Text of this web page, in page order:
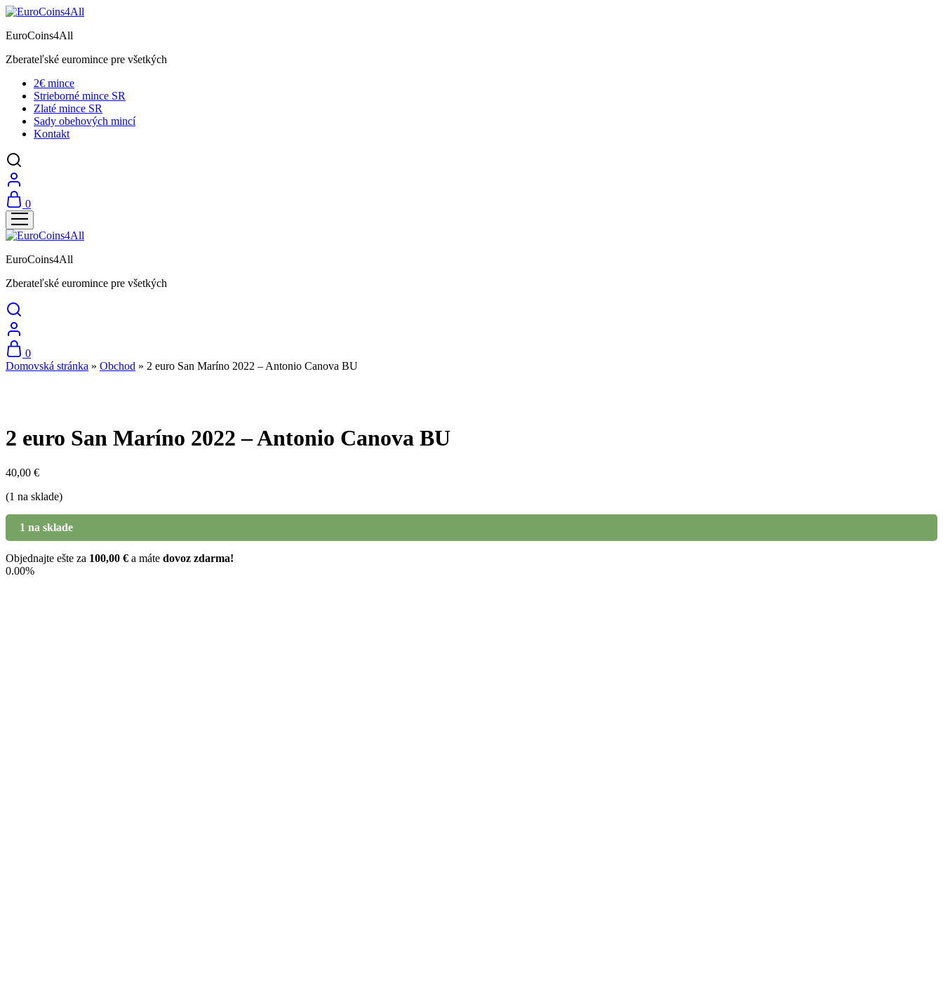
EuroCoins4All
Zberateľské euromince pre všetkých
2€ mince
Strieborné mince SR
Zlaté mince SR
Sady obehových mincí
Kontakt
0
EuroCoins4All
Zberateľské euromince pre všetkých
0
Domovská stránka » Obchod » 2 euro San Maríno 2022 – Antonio Canova BU
2 euro San Maríno 2022 – Antonio Canova BU
40,00 €
(1 na sklade)
1 na sklade
Objednajte ešte za 100,00 € a máte dovoz zdarma!
0.00%